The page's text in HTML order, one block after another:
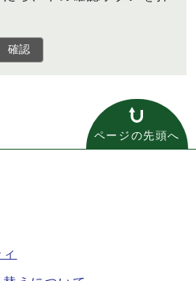
確認
ページの先頭へ